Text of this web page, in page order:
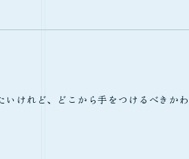
けれど、どこから手をつけるべきかわ